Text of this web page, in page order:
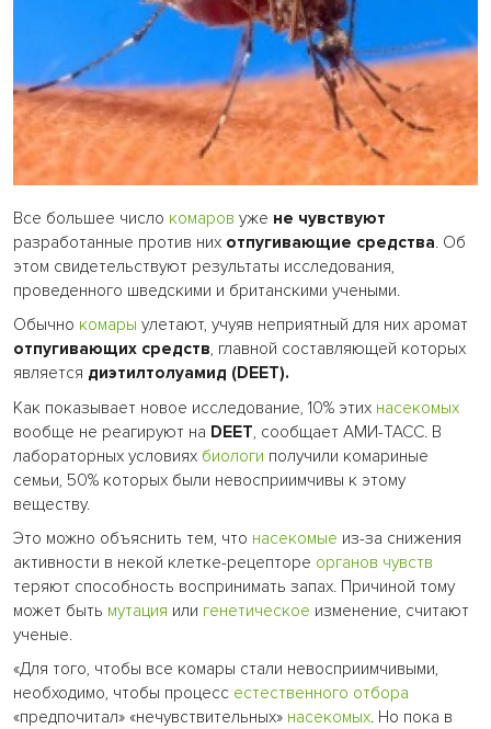
Все большее число комаров уже не чувствуют
разработанные против них отпугивающие средства. Об
этом свидетельствуют результаты исследования,
проведенного шведскими и британскими учеными.
Обычно комары улетают, учуяв неприятный для них аромат
отпугивающих средств, главной составляющей которых
является диэтилтолуамид (DEET).
Как показывает новое исследование, 10% этих насекомых
вообще не реагируют на DEET, сообщает АМИ-ТАСС. В
лабораторных условиях биологи получили комариные
семьи, 50% которых были невосприимчивы к этому
веществу.
Это можно объяснить тем, что насекомые из-за снижения
активности в некой клетке-рецепторе органов чувств
теряют способность воспринимать запах. Причиной тому
может быть мутация или генетическое изменение, считают
ученые.
«Для того, чтобы все комары стали невосприимчивыми,
необходимо, чтобы процесс естественного отбора
«предпочитал» «нечувствительных» насекомых. Но пока в